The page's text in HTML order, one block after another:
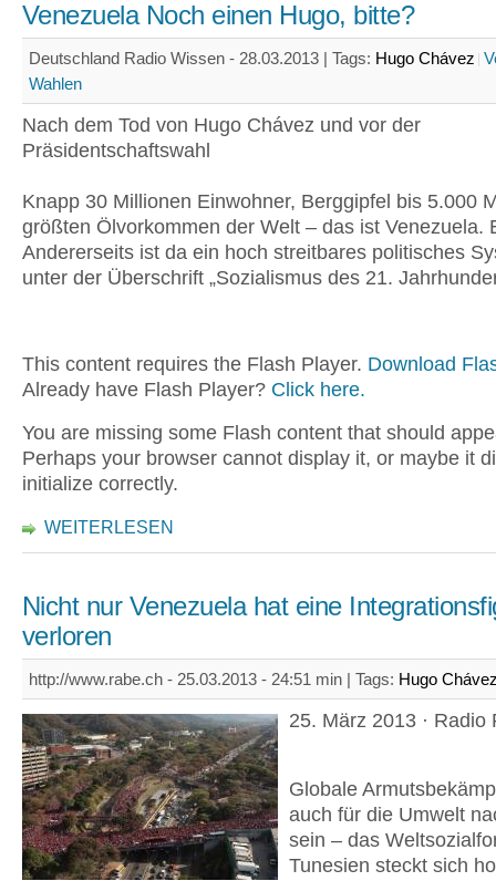
Venezuela Noch einen Hugo, bitte?
Deutschland Radio Wissen - 28.03.2013 | Tags: Hugo Chávez
Wahlen
Nach dem Tod von Hugo Chávez und vor der
Präsidentschaftswahl
Knapp 30 Millionen Einwohner, Berggipfel bis 5.000
größten Ölvorkommen der Welt – das ist Venezuela.
Andererseits ist da ein hoch streitbares politisches
unter der Überschrift „Sozialismus des 21.
This content requires the Flash Player. Download
Already have Flash Player? Click here.
You are missing some Flash content that should
Perhaps your browser cannot display it, or maybe it
initialize correctly.
WEITERLESEN
Nicht nur Venezuela hat eine
verloren
http://www.rabe.ch - 25.03.2013 - 24:51 min | Tags: Hugo
25. März 2013 · Radio
Globale
auch für die Umwelt
sein – das
Tunesien steckt sich